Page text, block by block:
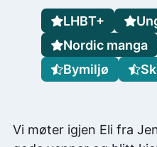
Vi møter igjen Eli fra
LHBT+
Nordic manga
Bymiljø